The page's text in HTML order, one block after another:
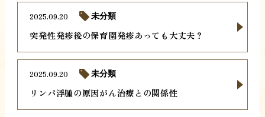
突発性発疹後の保育園発疹あっても大丈夫？
2025.09.20 未分類
リンパ浮腫の原因がん治療との関係性
2025.09.20 未分類